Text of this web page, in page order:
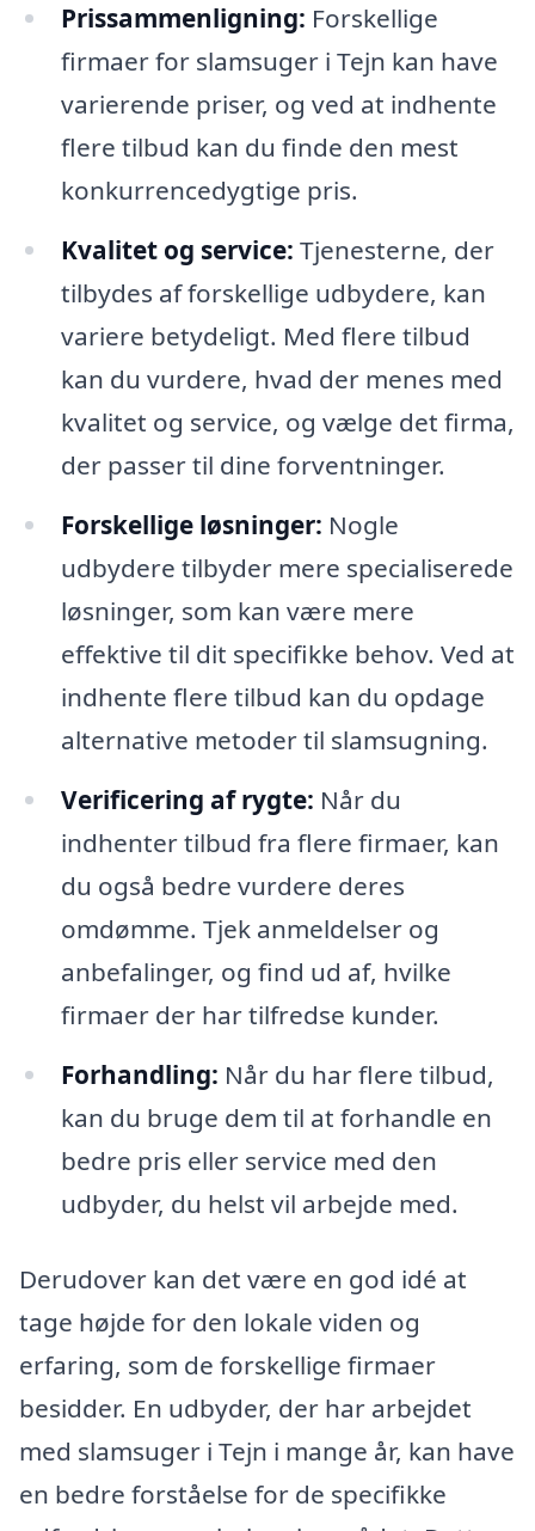
Prissammenligning: Forskellige
firmaer for slamsuger i Tejn kan have
varierende priser, og ved at indhente
flere tilbud kan du finde den mest
konkurrencedygtige pris.
Kvalitet og service: Tjenesterne, der
tilbydes af forskellige udbydere, kan
variere betydeligt. Med flere tilbud
kan du vurdere, hvad der menes med
kvalitet og service, og vælge det firma,
der passer til dine forventninger.
Forskellige løsninger: Nogle
udbydere tilbyder mere specialiserede
løsninger, som kan være mere
effektive til dit specifikke behov. Ved at
indhente flere tilbud kan du opdage
alternative metoder til slamsugning.
Verificering af rygte: Når du
indhenter tilbud fra flere firmaer, kan
du også bedre vurdere deres
omdømme. Tjek anmeldelser og
anbefalinger, og find ud af, hvilke
firmaer der har tilfredse kunder.
Forhandling: Når du har flere tilbud,
kan du bruge dem til at forhandle en
bedre pris eller service med den
udbyder, du helst vil arbejde med.
Derudover kan det være en god idé at
tage højde for den lokale viden og
erfaring, som de forskellige firmaer
besidder. En udbyder, der har arbejdet
med slamsuger i Tejn i mange år, kan have
en bedre forståelse for de specifikke